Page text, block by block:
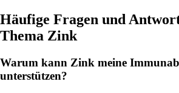
Häufige Fragen und
Thema Zink
Warum kann Zink meine
unterstützen?